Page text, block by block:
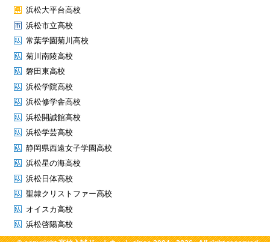
浜松大平台高校
浜松市立高校
常葉学園菊川高校
菊川南陵高校
磐田東高校
浜松学院高校
浜松修学舎高校
浜松開誠館高校
浜松学芸高校
静岡県西遠女子学園高校
浜松星の海高校
浜松日体高校
聖隷クリストファー高校
オイスカ高校
浜松啓陽高校